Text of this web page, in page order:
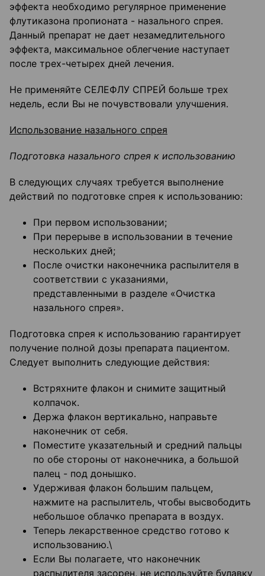
эффекта необходимо регулярное применение
флутиказона пропионата - назального спрея.
Данный препарат не дает незамедлительного
эффекта, максимальное облегчение наступает
после трех-четырех дней лечения.
Не применяйте СЕЛЕФЛУ СПРЕЙ больше трех
недель, если Вы не почувствовали улучшения.
Использование назального спрея
Подготовка назального спрея к использованию
В следующих случаях требуется выполнение
действий по подготовке спрея к использованию:
При первом использовании;
При перерыве в использовании в течение
нескольких дней;
После очистки наконечника распылителя в
соответствии с указаниями,
представленными в разделе «Очистка
назального спрея».
Подготовка спрея к использованию гарантирует
получение полной дозы препарата пациентом.
Следует выполнить следующие действия:
Встряхните флакон и снимите защитный
колпачок.
Держа флакон вертикально, направьте
наконечник от себя.
Поместите указательный и средний пальцы
по обе стороны от наконечника, а большой
палец - под донышко.
Удерживая флакон большим пальцем,
нажмите на распылитель, чтобы высвободить
небольшое облачко препарата в воздух.
Теперь лекарственное средство готово к
использованию.\
Если Вы полагаете, что наконечник
распылителя засорен, не используйте булавку